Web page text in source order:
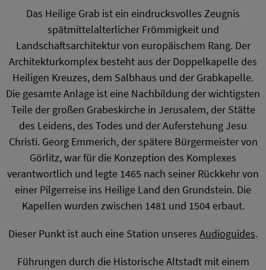
Das Heilige Grab ist ein eindrucksvolles Zeugnis
spätmittelalterlicher Frömmigkeit und
Landschaftsarchitektur von europäischem Rang. Der
Architekturkomplex besteht aus der Doppelkapelle des
Heiligen Kreuzes, dem Salbhaus und der Grabkapelle.
Die gesamte Anlage ist eine Nachbildung der wichtigsten
Teile der großen Grabeskirche in Jerusalem, der Stätte
des Leidens, des Todes und der Auferstehung Jesu
Christi. Georg Emmerich, der spätere Bürgermeister von
Görlitz, war für die Konzeption des Komplexes
verantwortlich und legte 1465 nach seiner Rückkehr von
einer Pilgerreise ins Heilige Land den Grundstein. Die
Kapellen wurden zwischen 1481 und 1504 erbaut.
Dieser Punkt ist auch eine Station unseres Audioguides.
Führungen durch die Historische Altstadt mit einem